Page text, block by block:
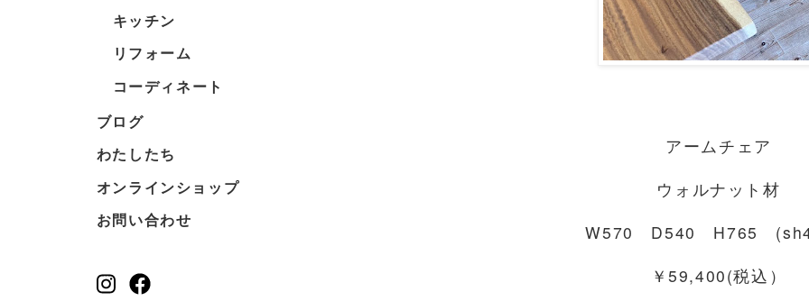
キッチン
リフォーム
コーディネート
ブログ
わたしたち
オンラインショップ
お問い合わせ
アームチェア
ウォルナット材
W570 D540 H765
￥59,400(税込）